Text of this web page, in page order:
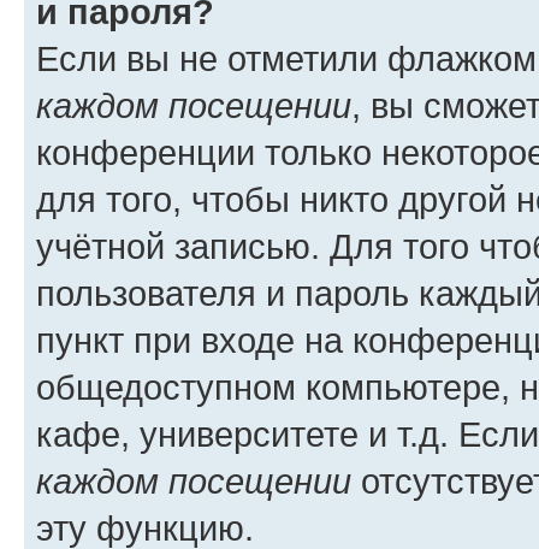
и пароля?
Если вы не отметили
каждом посещении, вы
конференции только
для того, чтобы никто другой
учётной записью. Для того
пользователя и пароль
пункт при входе на
общедоступном компьютере,
кафе, университете и т.д.
каждом посещении
эту функцию.